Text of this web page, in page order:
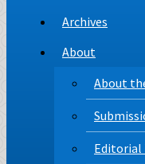
Archives
About
About
Editorial